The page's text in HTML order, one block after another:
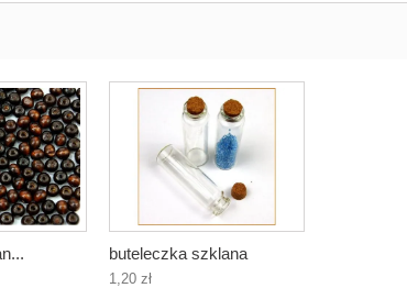
buteleczka szklana
1,20 zł